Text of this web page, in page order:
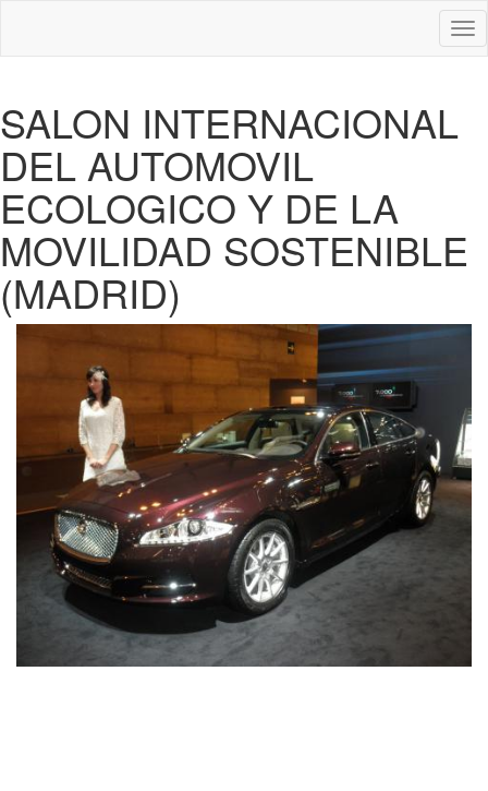
SALON INTERNACIONAL
DEL AUTOMOVIL
ECOLOGICO Y DE LA
MOVILIDAD SOSTENIBLE
(MADRID)